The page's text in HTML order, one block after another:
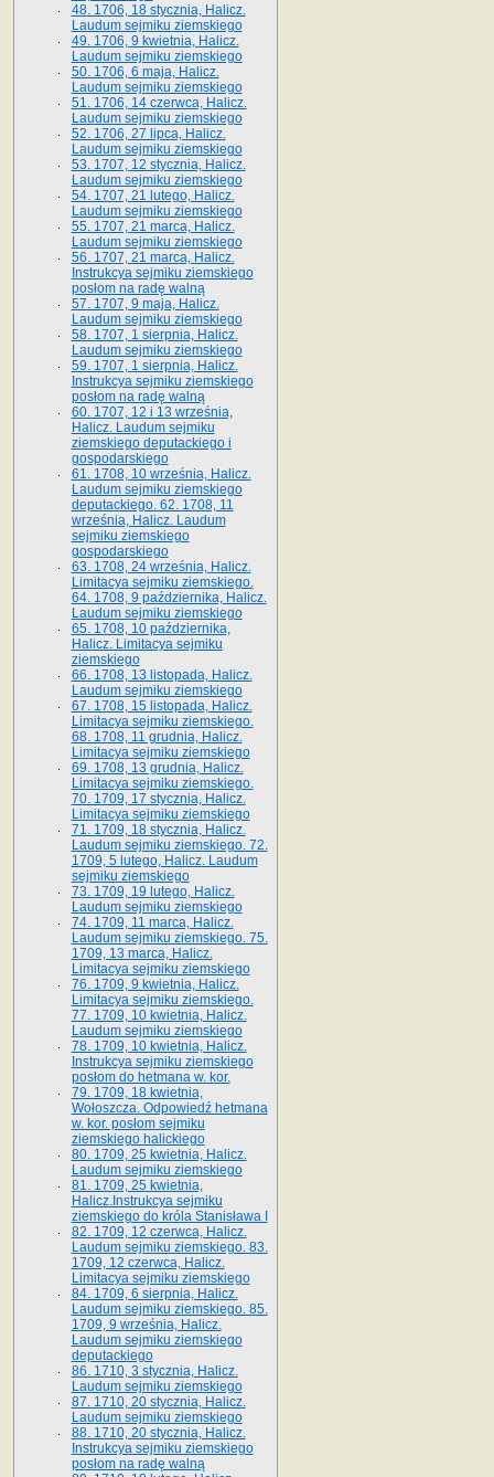
48. 1706, 18 stycznia, Halicz.
Laudum sejmiku ziemskiego
49. 1706, 9 kwietnia, Halicz.
Laudum sejmiku ziemskiego
50. 1706, 6 maja, Halicz.
Laudum sejmiku ziemskiego
51. 1706, 14 czerwca, Halicz.
Laudum sejmiku ziemskiego
52. 1706, 27 lipca, Halicz.
Laudum sejmiku ziemskiego
53. 1707, 12 stycznia, Halicz.
Laudum sejmiku ziemskiego
54. 1707, 21 lutego, Halicz.
Laudum sejmiku ziemskiego
55. 1707, 21 marca, Halicz.
Laudum sejmiku ziemskiego
56. 1707, 21 marca, Halicz.
Instrukcya sejmiku ziemskiego
posłom na radę walną
57. 1707, 9 maja, Halicz.
Laudum sejmiku ziemskiego
58. 1707, 1 sierpnia, Halicz.
Laudum sejmiku ziemskiego
59. 1707, 1 sierpnia, Halicz.
Instrukcya sejmiku ziemskiego
posłom na radę walną
60. 1707, 12 i 13 września,
Halicz. Laudum sejmiku
ziemskiego deputackiego i
gospodarskiego
61. 1708, 10 września, Halicz.
Laudum sejmiku ziemskiego
deputackiego. 62. 1708, 11
września, Halicz. Laudum
sejmiku ziemskiego
gospodarskiego
63. 1708, 24 września, Halicz.
Limitacya sejmiku ziemskiego.
64. 1708, 9 października, Halicz.
Laudum sejmiku ziemskiego
65­. 1708, 10 października,
Halicz. Limitacya sejmiku
ziemskiego
66. 1708, 13 listopada, Halicz.
Laudum sejmiku ziemskiego
67. 1708, 15 listopada, Halicz.
Limitacya sejmiku ziemskiego.
68. 1708, 11 grudnia, Halicz.
Limitacya sejmiku ziemskiego
69. 1708, 13 grudnia, Halicz.
Limitacya sejmiku ziemskiego.
70. 1709, 17 stycznia, Halicz.
Limitacya sejmiku ziemskiego
71. 1709, 18 stycznia, Halicz.
Laudum sejmiku ziemskiego. 72.
1709, 5 lutego, Halicz. Laudum
sejmiku ziemskiego
73. 1709, 19 lutego, Halicz.
Laudum sejmiku ziemskiego
74. 1709, 11 marca, Halicz.
Laudum sejmiku ziemskiego. 75.
1709, 13 marca, Halicz.
Limitacya sejmiku ziemskiego
76. 1709, 9 kwietnia, Halicz.
Limitacya sejmiku ziemskiego.
77. 1709, 10 kwietnia, Halicz.
Laudum sejmiku ziemskiego
78. 1709, 10 kwietnia, Halicz.
Instrukcya sejmiku ziemskiego
posłom do hetmana w. kor.
79. 1709, 18 kwietnia,
Wołoszcza. Odpowiedź hetmana
w. kor. posłom sejmiku
ziemskiego halickiego
80. 1709, 25 kwietnia, Halicz.
Laudum sejmiku ziemskiego
81. 1709, 25 kwietnia,
Halicz.Instrukcya sejmiku
ziemskiego do króla Stanisława I
82. 1709, 12 czerwca, Halicz.
Laudum sejmiku ziemskiego. 83.
1709, 12 czerwca, Halicz.
Limitacya sejmiku ziemskiego
84. 1709, 6 sierpnia, Halicz.
Laudum sejmiku ziemskiego. 85.
1709, 9 września, Halicz.
Laudum sejmiku ziemskiego
deputackiego
86. 1710, 3 stycznia, Halicz.
Laudum sejmiku ziemskiego
87. 1710, 20 stycznia, Halicz.
Laudum sejmiku ziemskiego
88. 1710, 20 stycznia, Halicz.
Instrukcya sejmiku ziemskiego
posłom na radę walną